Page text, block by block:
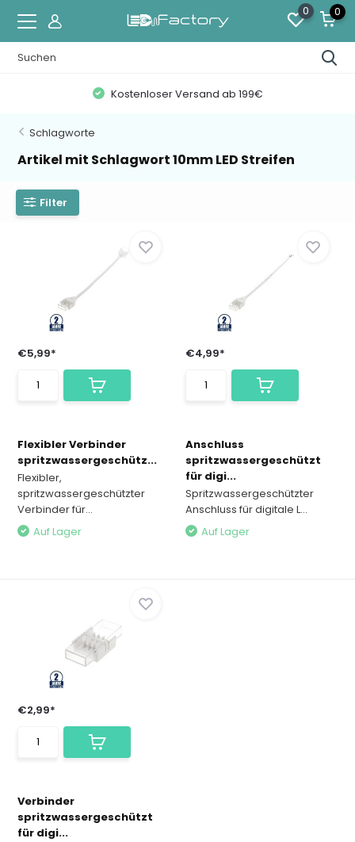
0 0
Kostenloser Versand ab 199€
Schlagworte
Artikel mit Schlagwort 10mm LED Streifen
Filter
€5,99*
Flexibler Verbinder
spritzwassergeschütz...
Flexibler,
spritzwassergeschützter
Verbinder für...
Auf Lager
€4,99*
Anschluss
spritzwassergeschützt
für digi...
Spritzwassergeschützter
Anschluss für digitale L...
Auf Lager
€2,99*
Verbinder
spritzwassergeschützt
für digi...